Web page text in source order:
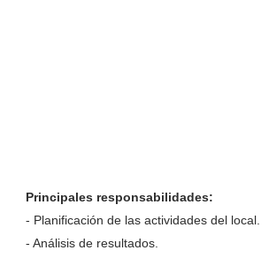
Principales responsabilidades:
- Planificación de las actividades del local.
- Análisis de resultados.